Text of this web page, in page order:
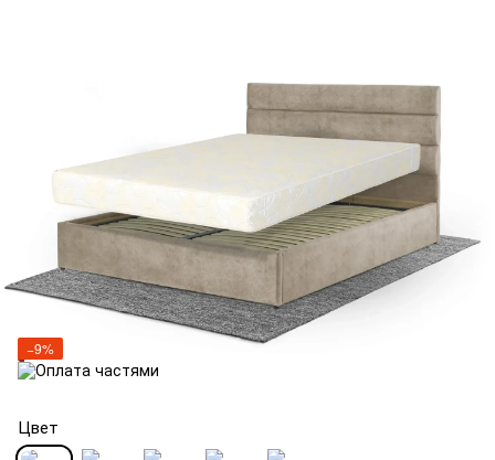
−9%
Цвет